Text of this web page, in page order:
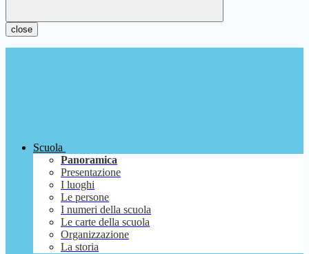
close
Scuola
Panoramica
Presentazione
I luoghi
Le persone
I numeri della scuola
Le carte della scuola
Organizzazione
La storia